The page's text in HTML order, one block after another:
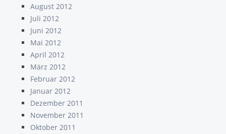
August 2012
Juli 2012
Juni 2012
Mai 2012
April 2012
März 2012
Februar 2012
Januar 2012
Dezember 2011
November 2011
Oktober 2011